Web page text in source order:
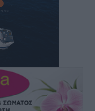
σταθμούς: Οι
επαγγελματίες